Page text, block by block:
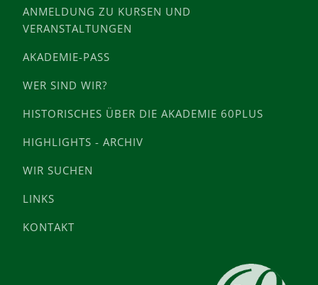
ANMELDUNG ZU KURSEN UND
VERANSTALTUNGEN
AKADEMIE-PASS
WER SIND WIR?
HISTORISCHES ÜBER DIE AKADEMIE 60PLUS
HIGHLIGHTS - ARCHIV
WIR SUCHEN
LINKS
KONTAKT